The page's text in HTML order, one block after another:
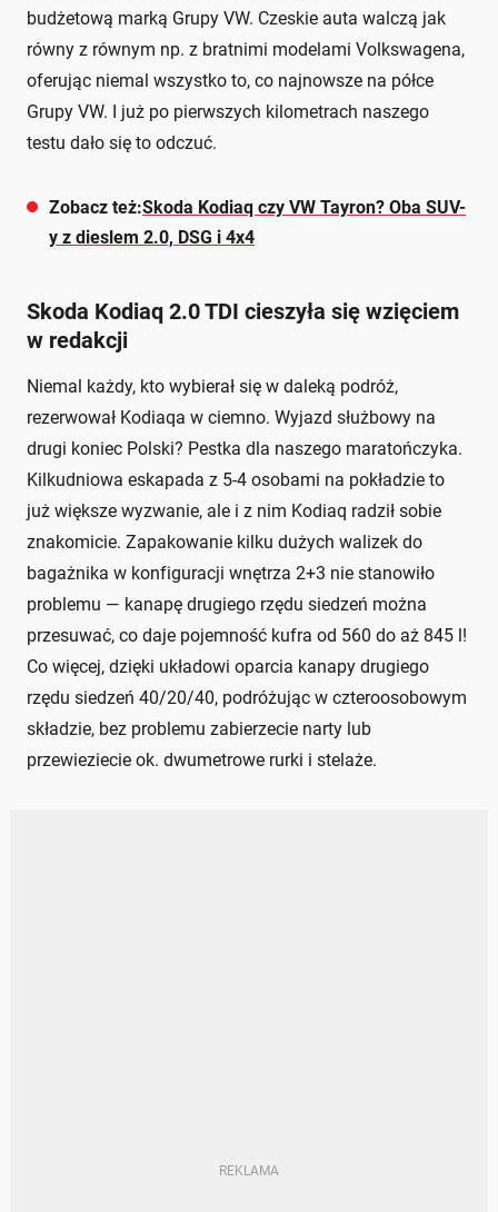
budżetową marką Grupy VW. Czeskie auta walczą jak
równy z równym np. z bratnimi modelami Volkswagena,
oferując niemal wszystko to, co najnowsze na półce
Grupy VW. I już po pierwszych kilometrach naszego
testu dało się to odczuć.
Zobacz też:Skoda Kodiaq czy VW Tayron? Oba SUV-
y z dieslem 2.0, DSG i 4x4
Skoda Kodiaq 2.0 TDI cieszyła się wzięciem
w redakcji
Niemal każdy, kto wybierał się w daleką podróż,
rezerwował Kodiaqa w ciemno. Wyjazd służbowy na
drugi koniec Polski? Pestka dla naszego maratończyka.
Kilkudniowa eskapada z 5-4 osobami na pokładzie to
już większe wyzwanie, ale i z nim Kodiaq radził sobie
znakomicie. Zapakowanie kilku dużych walizek do
bagażnika w konfiguracji wnętrza 2+3 nie stanowiło
problemu — kanapę drugiego rzędu siedzeń można
przesuwać, co daje pojemność kufra od 560 do aż 845 l!
Co więcej, dzięki układowi oparcia kanapy drugiego
rzędu siedzeń 40/20/40, podróżując w czteroosobowym
składzie, bez problemu zabierzecie narty lub
przewieziecie ok. dwumetrowe rurki i stelaże.